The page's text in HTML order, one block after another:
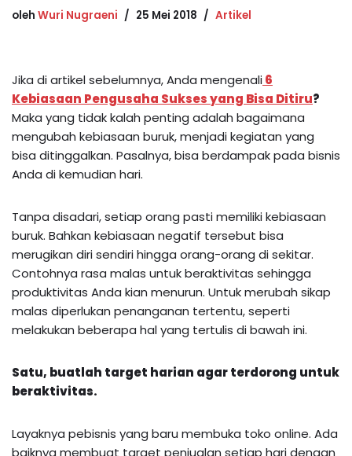
oleh Wuri Nugraeni 25 Mei 2018 Artikel
Jika di artikel sebelumnya, Anda mengenali6
Kebiasaan Pengusaha Sukses yang Bisa Ditiru?
Maka yang tidak kalah penting adalah bagaimana
mengubah kebiasaan buruk, menjadi kegiatan yang
bisa ditinggalkan. Pasalnya, bisa berdampak pada bisnis
Anda di kemudian hari.
Tanpa disadari, setiap orang pasti memiliki kebiasaan
buruk. Bahkan kebiasaan negatif tersebut bisa
merugikan diri sendiri hingga orang-orang di sekitar.
Contohnya rasa malas untuk beraktivitas sehingga
produktivitas Anda kian menurun. Untuk merubah sikap
malas diperlukan penanganan tertentu, seperti
melakukan beberapa hal yang tertulis di bawah ini.
Satu, buatlah target harian agar terdorong untuk
beraktivitas.
Layaknya pebisnis yang baru membuka toko online. Ada
baiknya membuat target penjualan setiap hari dengan